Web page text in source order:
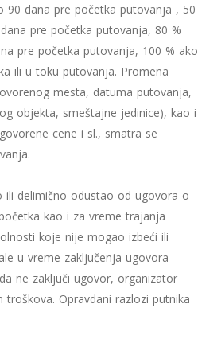
90 dana pre početka putovanja , 50
pre početka putovanja, 80 %
pre početka putovanja, 100 % ako
ili u toku putovanja. Promena
mesta, datuma putovanja,
objekta, smeštajne jedinice), kao i
cene i sl., smatra se
ili delimično odustao od ugovora o
kao i za vreme trajanja
koje nije mogao izbeći ili
u vreme zaključenja ugovora
ne zaključi ugovor, organizator
Opravdani razlozi putnika